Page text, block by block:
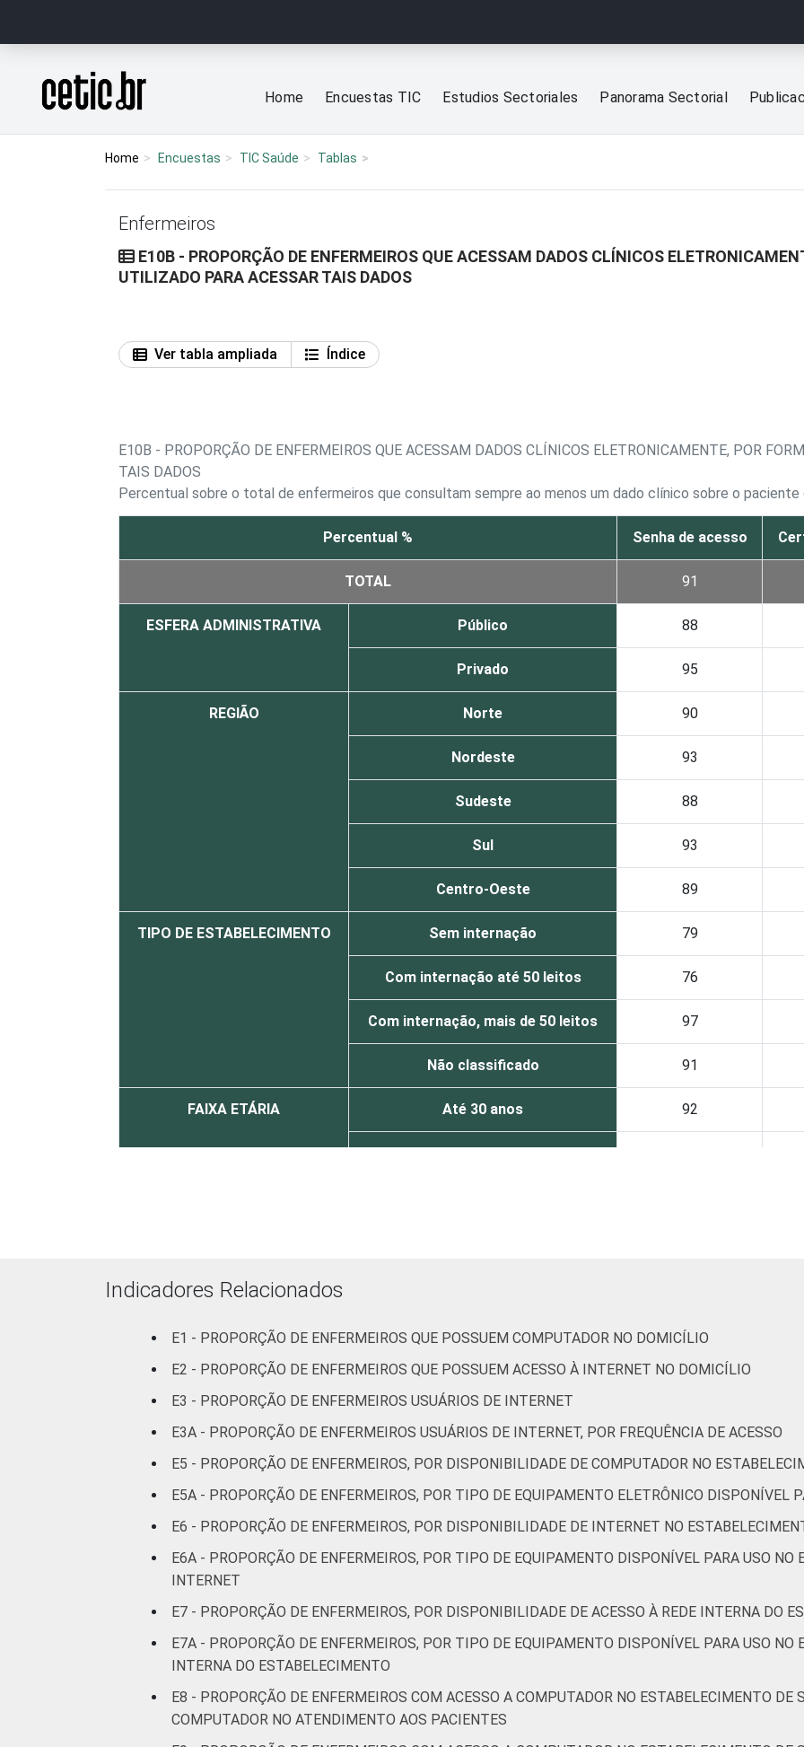
Página inicial
Home Encuestas TIC Estudios Sectoriales Panorama Sectorial
Home Encuestas TIC Saúde Tablas
Enfermeiros
E10B - PROPORÇÃO DE ENFERMEIROS QUE ACESSAM DADOS CLÍNICOS
UTILIZADO PARA ACESSAR TAIS DADOS
Ver tabla ampliada
Índice
E10B - PROPORÇÃO DE ENFERMEIROS QUE ACESSAM DADOS CLÍNICOS ELETRONICAMENTE, POR
TAIS DADOS
Percentual sobre o total de enfermeiros que consultam sempre ao menos um dado clínico sobre o
Percentual % Senha de acesso
TOTAL 91
ESFERA ADMINISTRATIVA Público 88
Privado 95
REGIÃO Norte 90
Nordeste 93
Sudeste 88
Sul 93
Centro-Oeste 89
TIPO DE ESTABELECIMENTO Sem internação 79
Com internação até 50 leitos 76
Com internação, mais de 50 leitos 97
Não classificado 91
FAIXA ETÁRIA Até 30 anos 92
Base: 209.521 enfermeiros que têm disponível eletronicamente e declararam acessar sempre ao
Indicadores Relacionados
E1 - PROPORÇÃO DE ENFERMEIROS QUE POSSUEM COMPUTADOR NO DOMICÍLIO
E2 - PROPORÇÃO DE ENFERMEIROS QUE POSSUEM ACESSO À INTERNET NO DOMICÍLIO
E3 - PROPORÇÃO DE ENFERMEIROS USUÁRIOS DE INTERNET
E3A - PROPORÇÃO DE ENFERMEIROS USUÁRIOS DE INTERNET, POR FREQUÊNCIA DE ACESSO
E5 - PROPORÇÃO DE ENFERMEIROS, POR DISPONIBILIDADE DE COMPUTADOR NO
E5A - PROPORÇÃO DE ENFERMEIROS, POR TIPO DE EQUIPAMENTO ELETRÔNICO DISPONÍVEL
E6 - PROPORÇÃO DE ENFERMEIROS, POR DISPONIBILIDADE DE INTERNET NO
E6A - PROPORÇÃO DE ENFERMEIROS, POR TIPO DE EQUIPAMENTO DISPONÍVEL PARA USO NO
INTERNET
E7 - PROPORÇÃO DE ENFERMEIROS, POR DISPONIBILIDADE DE ACESSO À REDE INTERNA DO
E7A - PROPORÇÃO DE ENFERMEIROS, POR TIPO DE EQUIPAMENTO DISPONÍVEL PARA USO NO
INTERNA DO ESTABELECIMENTO
E8 - PROPORÇÃO DE ENFERMEIROS COM ACESSO A COMPUTADOR NO ESTABELECIMENTO DE
COMPUTADOR NO ATENDIMENTO AOS PACIENTES